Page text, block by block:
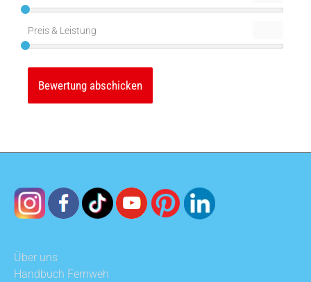
Preis & Leistung
Über uns
Handbuch Fernweh